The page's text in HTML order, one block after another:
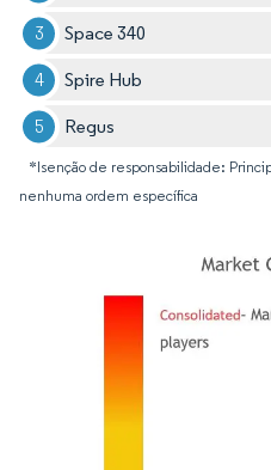
Space 340
Spire Hub
Regus
*Isenção de responsabilidade:
nenhuma ordem específica